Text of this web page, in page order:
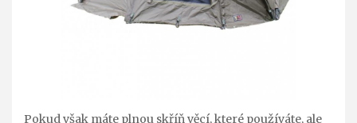
Pokud však máte plnou skříň věcí, které používáte, ale